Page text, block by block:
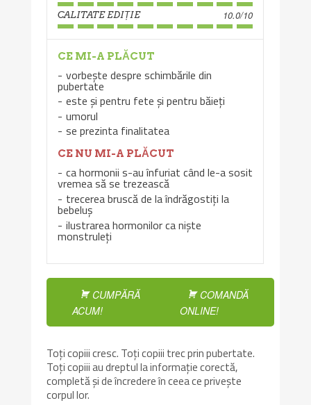
CALITATE EDIȚIE 10.0/10
CE MI-A PLĂCUT
vorbește despre schimbările din
pubertate
este și pentru fete și pentru băieți
umorul
se prezinta finalitatea
CE NU MI-A PLĂCUT
ca hormonii s-au înfuriat când le-a sosit
vremea să se trezească
trecerea bruscă de la îndrăgostiți la
bebeluș
ilustrarea hormonilor ca niște
monstruleți
CUMPĂRĂ
ACUM!
COMANDĂ
ONLINE!
Toți copiii cresc. Toți copiii trec prin pubertate.
Toți copiii au dreptul la informație corectă,
completă și de încredere în ceea ce privește
corpul lor.